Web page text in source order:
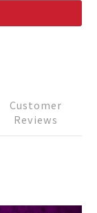
Customer
Reviews